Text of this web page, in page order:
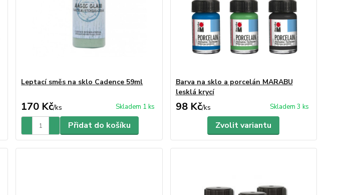
Leptací směs na sklo Cadence 59ml
170 Kč/ks Skladem 1 ks
Přidat do košíku
Barva na sklo a porcelán MARABU
lesklá krycí
98 Kč/ks Skladem 3 ks
Zvolit variantu